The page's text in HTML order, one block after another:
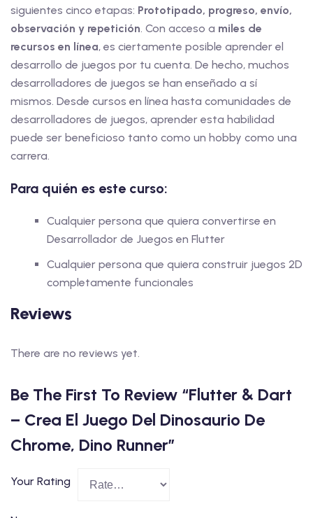
siguientes cinco etapas: Prototipado, progreso, envío,
observación y repetición. Con acceso a miles de
recursos en línea, es ciertamente posible aprender el
desarrollo de juegos por tu cuenta. De hecho, muchos
desarrolladores de juegos se han enseñado a sí
mismos. Desde cursos en línea hasta comunidades de
desarrolladores de juegos, aprender esta habilidad
puede ser beneficioso tanto como un hobby como una
carrera.
Para quién es este curso:
Cualquier persona que quiera convertirse en
Desarrollador de Juegos en Flutter
Cualquier persona que quiera construir juegos 2D
completamente funcionales
Reviews
There are no reviews yet.
Be The First To Review “Flutter & Dart
– Crea El Juego Del Dinosaurio De
Chrome, Dino Runner”
Your Rating